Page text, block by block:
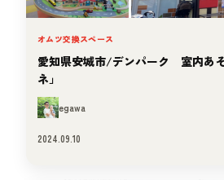
オムツ交換スペース
愛知県安城市/デンパーク 室内あ
ネ」
egawa
2024.09.10